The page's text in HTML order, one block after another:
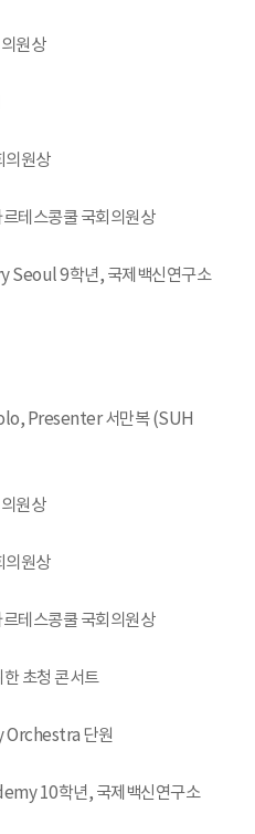
원상
의원상
테스콩쿨 국회의원상
Seoul 9학년, 국제백신연구소
Presenter 서만복 (SUH
원상
의원상
테스콩쿨 국회의원상
초청 콘서트
단원
10학년, 국제백신연구소